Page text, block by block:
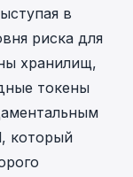
в
риска для
хранилищ,
токены
который